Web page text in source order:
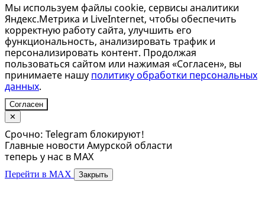
Мы используем файлы cookie, сервисы аналитики
Яндекс.Метрика и LiveInternet, чтобы обеспечить
корректную работу сайта, улучшить его
функциональность, анализировать трафик и
персонализировать контент. Продолжая
пользоваться сайтом или нажимая «Согласен», вы
принимаете нашу политику обработки персональных
данных.
Согласен
✕
Срочно: Telegram блокируют!
Главные новости Амурской области
теперь у нас в MAX
Перейти в MAX Закрыть